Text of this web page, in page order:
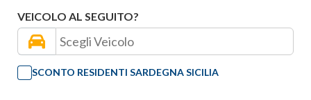
VEICOLO AL SEGUITO?
SCONTO RESIDENTI SARDEGNA SICILIA